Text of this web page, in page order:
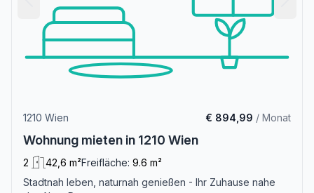
1210 Wien € 894,99 / Monat
Wohnung mieten in 1210 Wien
2 42,6 m²Freifläche: 9.6 m²
Stadtnah leben, naturnah genießen - Ihr Zuhause nahe